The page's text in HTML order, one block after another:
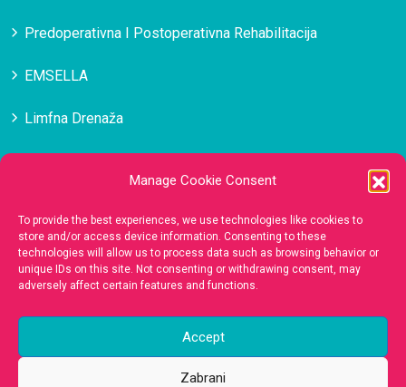
Manage Cookie Consent
To provide the best experiences, we use technologies like cookies to
store and/or access device information. Consenting to these
technologies will allow us to process data such as browsing behavior or
unique IDs on this site. Not consenting or withdrawing consent, may
adversely affect certain features and functions.
Accept
Zabrani
Predoperativna I Postoperativna Rehabilitacija
EMSELLA
Limfna Drenaža
Kontakt
385 (0)98 136 0255